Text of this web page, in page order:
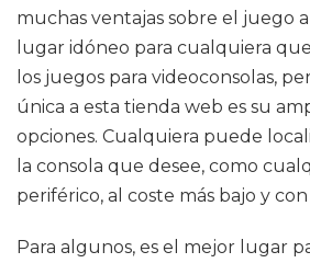
muchas ventajas sobre el juego a
lugar idóneo para cualquiera
los juegos para videoconsolas,
única a esta tienda web es su
opciones. Cualquiera puede
la consola que desee, como
periférico, al coste más bajo y
Para algunos, es el mejor lugar